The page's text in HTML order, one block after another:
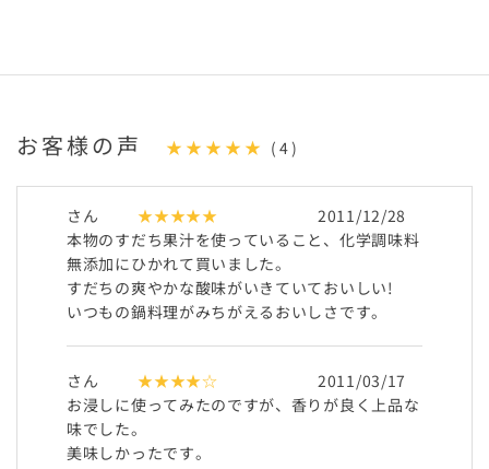
お客様の声 ★★★★★ (4)
さん ★★★★★
2011/12/28
本物のすだち果汁を使っていること、化学調味料
無添加にひかれて買いました。
すだちの爽やかな酸味がいきていておいしい!
いつもの鍋料理がみちがえるおいしさです。
さん ★★★★☆
2011/03/17
お浸しに使ってみたのですが、香りが良く上品な
味でした。
美味しかったです。